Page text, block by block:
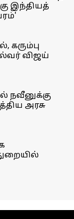
இந்தியத்
கரும்பு
விஜய்
நவீனுக்கு
அரசு